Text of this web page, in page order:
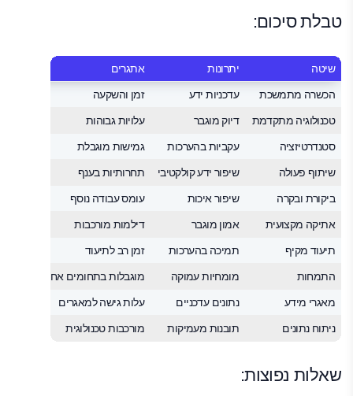
טבלת סיכום:
שיטה יתרונות אתגרים
הכשרה מתמשכת עדכניות ידע זמן והשקעה
טכנולוגיה מתקדמת דיוק מוגבר עלויות גבוהות
סטנדרטיזציה עקביות בהערכות גמישות מוגבלת
שיתוף פעולה שיפור ידע קולקטיבי תחרותיות בענף
ביקורת ובקרה שיפור איכות עומס עבודה נוסף
אתיקה מקצועית אמון מוגבר דילמות מורכבות
תיעוד מקיף תמיכה בהערכות זמן רב לתיעוד
התמחות מומחיות עמוקה מוגבלות בתחומים אחרים
מאגרי מידע נתונים עדכניים עלות גישה למאגרים
ניתוח נתונים תובנות מעמיקות מורכבות טכנולוגית
שאלות נפוצות: